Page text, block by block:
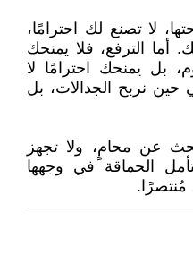
لا تصنع لك احترامًا،
الترفع، فلا يمنحك
بل يمنحك احترامًا لا
حين نربح الجدالات، بل
عن محامٍ، ولا تجهز
الحماقة في وجهها
مُنتصرًا.